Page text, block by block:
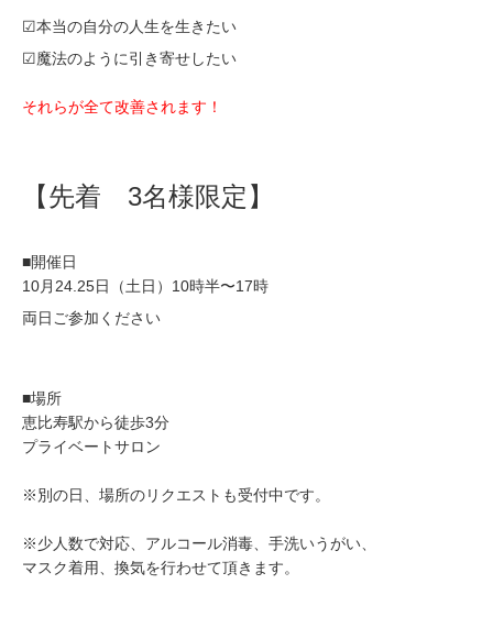
☑本当の自分の人生を生きたい
☑魔法のように引き寄せしたい
それらが全て改善されます！
【先着 3名様限定】
■開催日
10月24.25日（土日）10時半〜17時
両日ご参加ください
■場所
恵比寿駅から徒歩3分
プライベートサロン
※別の日、場所のリクエストも受付中です。
※少人数で対応、アルコール消毒、手洗いうがい、
マスク着用、換気を行わせて頂きます。